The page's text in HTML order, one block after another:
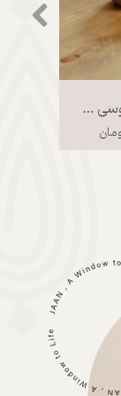
کاسه بالی طوسی سایز 1